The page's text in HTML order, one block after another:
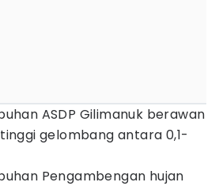
ASDP Gilimanuk berawan
gelombang antara 0,1-
Pengambengan hujan